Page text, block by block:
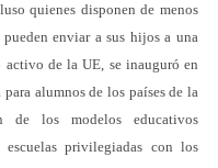
quienes disponen de menos
enviar a sus hijos a una
de la UE, se inauguró en
alumnos de los países de la
de los modelos educativos
privilegiadas con los